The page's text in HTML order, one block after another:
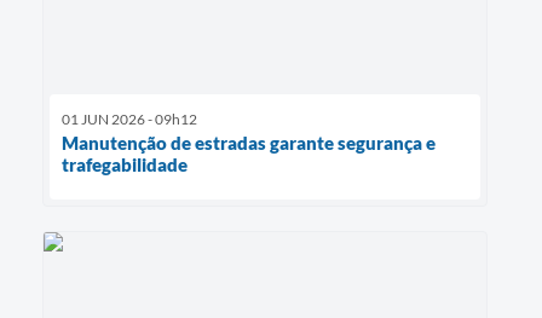
01 JUN 2026 - 09h12
Manutenção de estradas garante segurança e
trafegabilidade